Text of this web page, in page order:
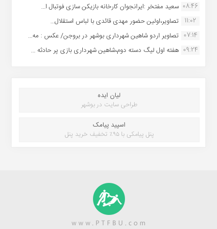
08:46 سعید مفتخر :ایرانجوان کارخانه بازیکن سازی فوتبال ا...
11:02
تصاویر،اولین حضور مهدی قائدی با لباس استقلال...
07:14 تصاویر اردو شاهین شهرداری بوشهر در بروجن/ عکس : مه...
09:24 هفته اول لیگ دسته دوم،شاهین شهرداری بازی پر حادثه ...
لیان ایده
طراحی سایت در بوشهر
اسپید پیامک
پنل پیامکی با ۹۵٪ تخفیف خرید پنل